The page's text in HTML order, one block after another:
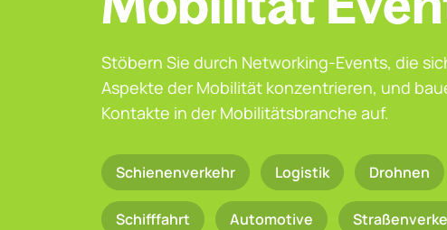
Stöbern Sie durch Networking-Events, die
Aspekte der Mobilität konzentrieren, und
Kontakte in der Mobilitätsbranche auf.
Schienenverkehr Logistik Drohnen
Schifffahrt Automotive